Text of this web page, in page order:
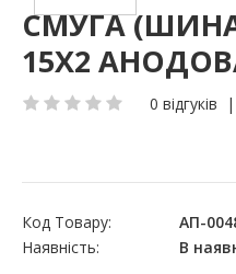
СМУГА
15Х2
0 відгуків |
Код Товару:
АП-
Наявність:
В